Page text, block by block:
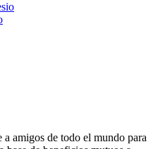
amigos de todo el mundo para